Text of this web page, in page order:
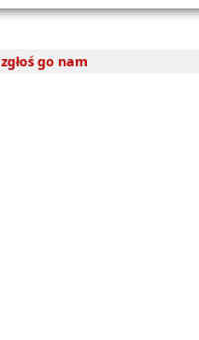
zgłoś go nam